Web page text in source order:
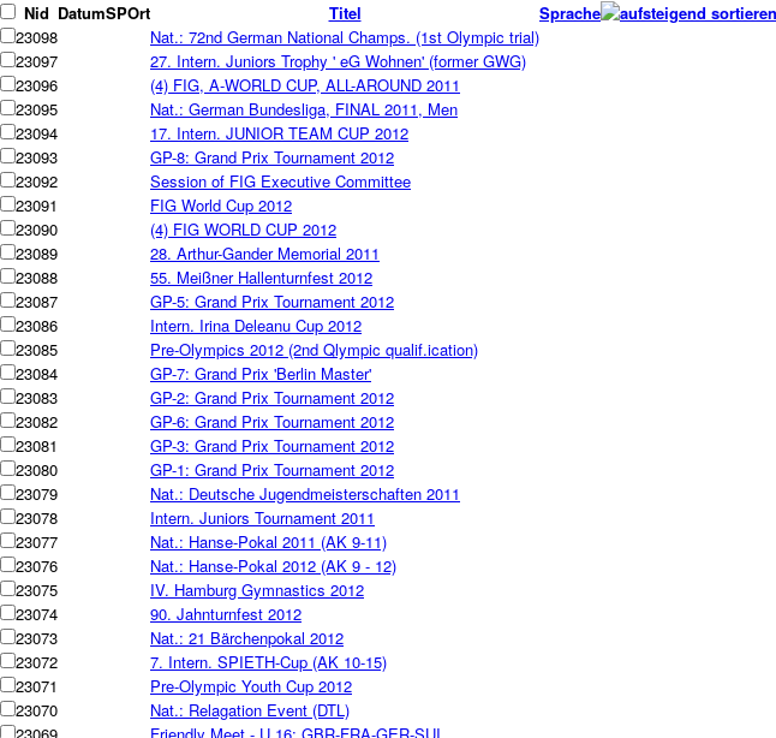
Nid DatumSPOrt Titel Sprache
23098
Nat.: 72nd German National Champs. (1st Olympic trial)
23097
27. Intern. Juniors Trophy ' eG Wohnen' (former GWG)
23096
(4) FIG, A-WORLD CUP, ALL-AROUND 2011
23095
Nat.: German Bundesliga, FINAL 2011, Men
23094
17. Intern. JUNIOR TEAM CUP 2012
23093
GP-8: Grand Prix Tournament 2012
23092
Session of FIG Executive Committee
23091
FIG World Cup 2012
23090
(4) FIG WORLD CUP 2012
23089
28. Arthur-Gander Memorial 2011
23088
55. Meißner Hallenturnfest 2012
23087
GP-5: Grand Prix Tournament 2012
23086
Intern. Irina Deleanu Cup 2012
23085
Pre-Olympics 2012 (2nd Qlympic qualif.ication)
23084
GP-7: Grand Prix 'Berlin Master'
23083
GP-2: Grand Prix Tournament 2012
23082
GP-6: Grand Prix Tournament 2012
23081
GP-3: Grand Prix Tournament 2012
23080
GP-1: Grand Prix Tournament 2012
23079
Nat.: Deutsche Jugendmeisterschaften 2011
23078
Intern. Juniors Tournament 2011
23077
Nat.: Hanse-Pokal 2011 (AK 9-11)
23076
Nat.: Hanse-Pokal 2012 (AK 9 - 12)
23075
IV. Hamburg Gymnastics 2012
23074
90. Jahnturnfest 2012
23073
Nat.: 21 Bärchenpokal 2012
23072
7. Intern. SPIETH-Cup (AK 10-15)
23071
Pre-Olympic Youth Cup 2012
23070
Nat.: Relagation Event (DTL)